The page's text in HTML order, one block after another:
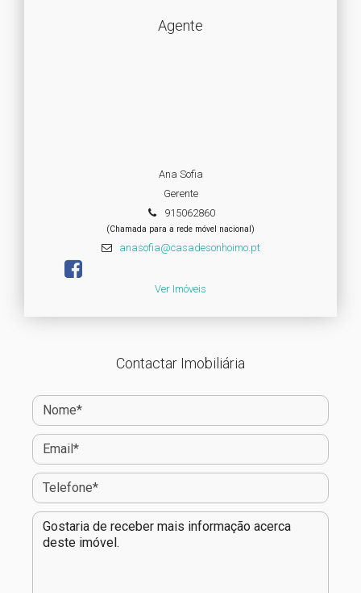
Agente
Ana Sofia
Gerente
915062860
(Chamada para a rede móvel nacional)
anasofia@casadesonhoimo.pt
Ver Imóveis
Contactar Imobiliária